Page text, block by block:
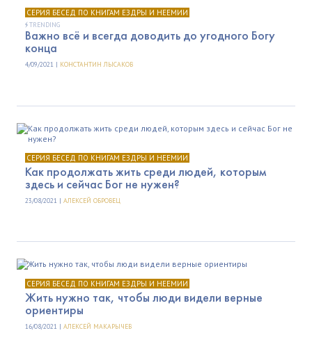
СЕРИЯ БЕСЕД ПО КНИГАМ ЕЗДРЫ И НЕЕМИИ
TRENDING
Важно всё и всегда доводить до угодного Богу
конца
4/09/2021 | КОНСТАНТИН ЛЫСАКОВ
СЕРИЯ БЕСЕД ПО КНИГАМ ЕЗДРЫ И НЕЕМИИ
Как продолжать жить среди людей, которым
здесь и сейчас Бог не нужен?
23/08/2021 | АЛЕКСЕЙ ОБРОВЕЦ
СЕРИЯ БЕСЕД ПО КНИГАМ ЕЗДРЫ И НЕЕМИИ
Жить нужно так, чтобы люди видели верные
ориентиры
16/08/2021 | АЛЕКСЕЙ МАКАРЫЧЕВ